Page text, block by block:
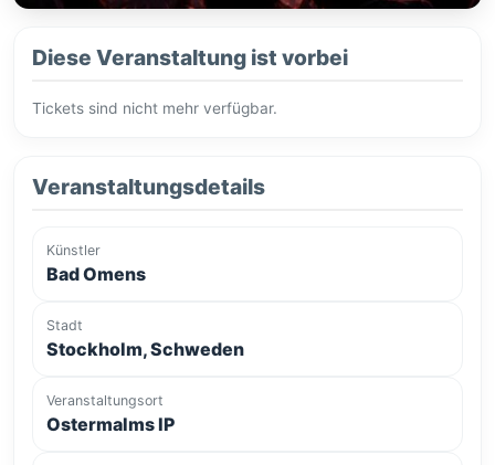
Diese Veranstaltung ist vorbei
Tickets sind nicht mehr verfügbar.
Veranstaltungsdetails
Künstler
Bad Omens
Stadt
Stockholm, Schweden
Veranstaltungsort
Ostermalms IP